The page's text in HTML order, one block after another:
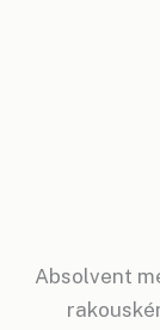
Absolvent